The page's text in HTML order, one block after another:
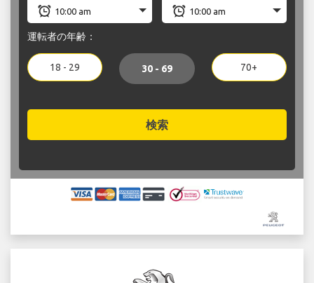
運転者の年齢：
18 - 29 30 - 69 70+
検索